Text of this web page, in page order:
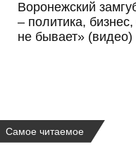
Воронежский
– политика,
не бывает» (видео)
Самое читаемое